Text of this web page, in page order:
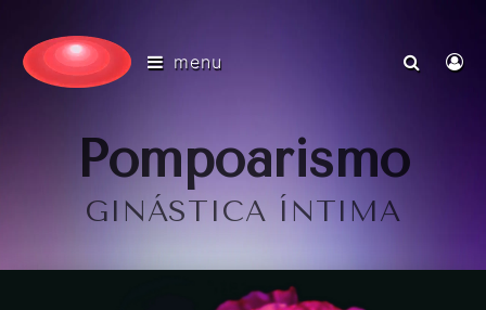
menu
Pompoarismo
GINÁSTICA ÍNTIMA